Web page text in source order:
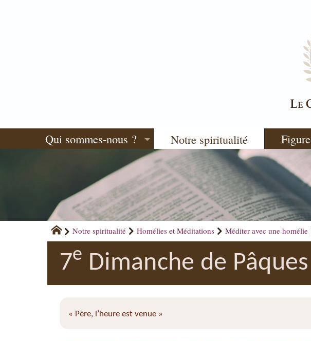
Qui sommes-nous ? Notre spiritualité
Notre spiritualité Homélies et Méditations Méditer avec une homélie
7e Dimanche de
« Père, l’heure est venue »